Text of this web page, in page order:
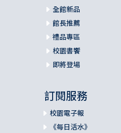
全館新品
館長推薦
禮品專區
校園書饗
即將登場
訂閱服務
校園電子報
《每日活水》